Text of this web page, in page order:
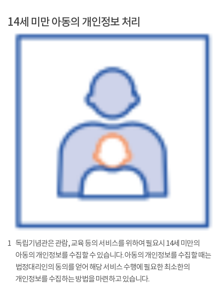
14세 미만 아동의 개인정보 처리
1 독립기념관은 관람, 교육 등의 서비스를 위하여 필요시 14세 미만의
아동의 개인정보를 수집할 수 있습니다. 아동의 개인정보를 수집할 때는
법정대리인의 동의를 얻어 해당 서비스 수행에 필요한 최소한의
개인정보를 수집하는 방법을 마련하고 있습니다.